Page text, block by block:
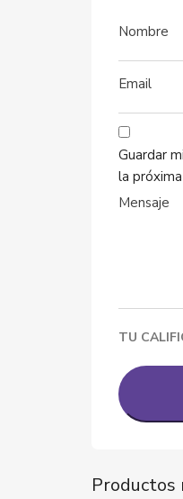
Guardar
la
TU
Productos